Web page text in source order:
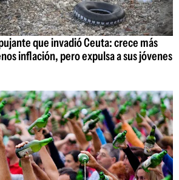
que invadió Ceuta: crece más
inflación, pero expulsa a sus jóvenes